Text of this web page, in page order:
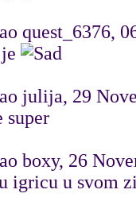
quest_6376,
julija, 29
super
boxy, 26
igricu u svom